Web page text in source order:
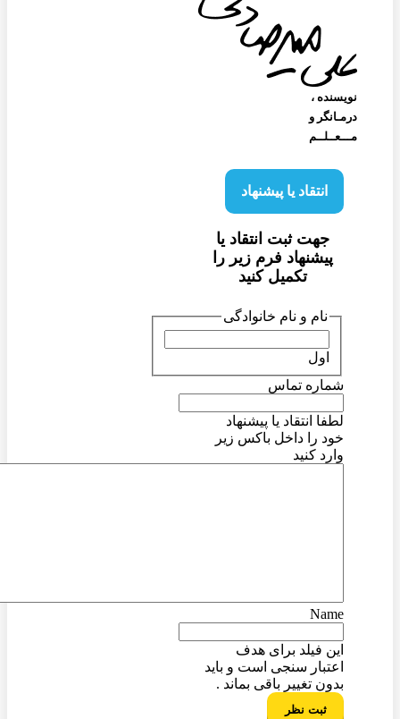
نویسنده‌ ،
درمـانگر و
مـــعــلــم
انتقاد یا پیشنهاد
جهت ثبت انتقاد یا
پیشنهاد فرم زیر را
تکمیل کنید
نام و نام خانوادگی
شماره تماس
لطفا انتقاد یا پیشنهاد
خود را داخل باکس زیر
وارد کنید
Name
این فیلد برای هدف
اعتبار سنجی است و باید
بدون تغییر باقی بماند .